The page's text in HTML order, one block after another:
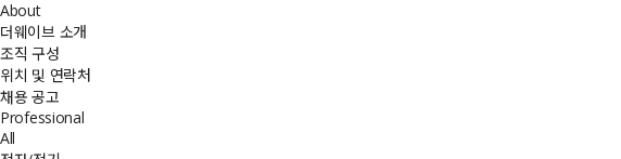
About
더웨이브 소개
조직 구성
위치 및 연락처
채용 공고
Professional
All